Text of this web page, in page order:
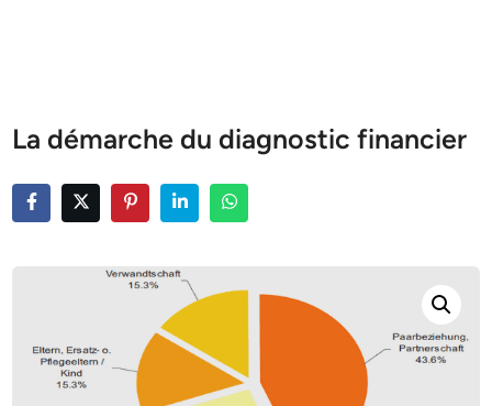
La démarche du diagnostic financier